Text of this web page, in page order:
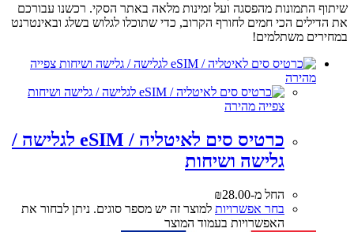
שיתוף התמונות מהפסגה ועל זמינות מלאה באתר הסקי. רכשנו עבורכם
את הדילים הכי חמים לחורף הקרוב, כדי שתוכלו לגלוש בשלג ובאינטרנט
במחירים משתלמים!
צפייה
מהירה
צפייה מהירה
כרטיס סים לאיטליה / eSIM לגלישה /
גלישה ושיחות
החל מ- ₪28.00
בחר אפשרויות למוצר זה יש מספר סוגים. ניתן לבחור את
האפשרויות בעמוד המוצר